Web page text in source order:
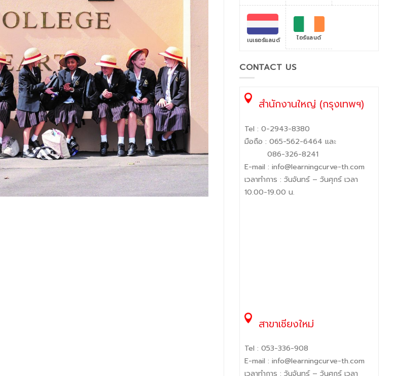
เนเธอร์แลนด์ ไอร์แลนด์
CONTACT US
สำนักงานใหญ่ (กรุงเทพฯ)
Tel : 0-2943-8380
มือถือ : 065-562-6464 และ
086-326-8241
E-mail : info@learningcurve-th.com
เวลาทำการ : วันจันทร์ – วันศุกร์ เวลา
10.00-19.00 น.
สาขาเชียงใหม่
Tel : 053-336-908
E-mail : info@learningcurve-th.com
เวลาทำการ : วันจันทร์ – วันศุกร์ เวลา